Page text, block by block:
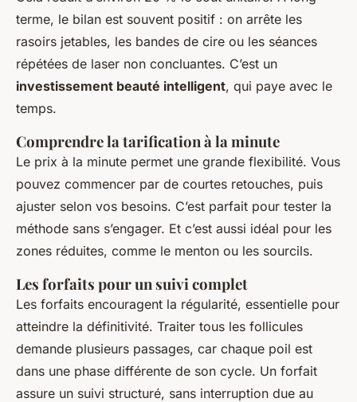
terme, le bilan est souvent positif : on arrête les
rasoirs jetables, les bandes de cire ou les séances
répétées de laser non concluantes. C’est un
investissement beauté intelligent, qui paye avec le
temps.
Comprendre la tarification à la minute
Le prix à la minute permet une grande flexibilité. Vous
pouvez commencer par de courtes retouches, puis
ajuster selon vos besoins. C’est parfait pour tester la
méthode sans s’engager. Et c’est aussi idéal pour les
zones réduites, comme le menton ou les sourcils.
Les forfaits pour un suivi complet
Les forfaits encouragent la régularité, essentielle pour
atteindre la définitivité. Traiter tous les follicules
demande plusieurs passages, car chaque poil est
dans une phase différente de son cycle. Un forfait
assure un suivi structuré, sans interruption due au